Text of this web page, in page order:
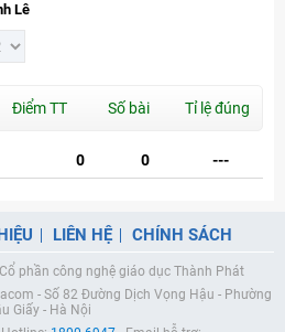
Lê
Điểm TT Số bài Tỉ lệ đúng
0 0 ---
LIÊN HỆ CHÍNH SÁCH
phần công nghệ giáo dục Thành Phát
- Số 82 Đường Dịch Vọng Hậu - Phường
Giấy - Hà Nội